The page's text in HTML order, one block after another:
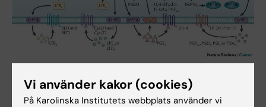
Vi använder kakor (cookies)
På Karolinska Institutets webbplats använder vi